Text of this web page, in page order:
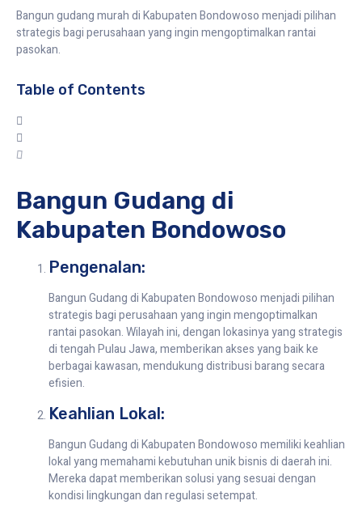
Bangun gudang murah di Kabupaten Bondowoso menjadi pilihan
strategis bagi perusahaan yang ingin mengoptimalkan rantai
pasokan.
Table of Contents
Bangun Gudang di
Kabupaten Bondowoso
Pengenalan:
Bangun Gudang di Kabupaten Bondowoso menjadi pilihan
strategis bagi perusahaan yang ingin mengoptimalkan
rantai pasokan. Wilayah ini, dengan lokasinya yang strategis
di tengah Pulau Jawa, memberikan akses yang baik ke
berbagai kawasan, mendukung distribusi barang secara
efisien.
Keahlian Lokal:
Bangun Gudang di Kabupaten Bondowoso memiliki keahlian
lokal yang memahami kebutuhan unik bisnis di daerah ini.
Mereka dapat memberikan solusi yang sesuai dengan
kondisi lingkungan dan regulasi setempat.